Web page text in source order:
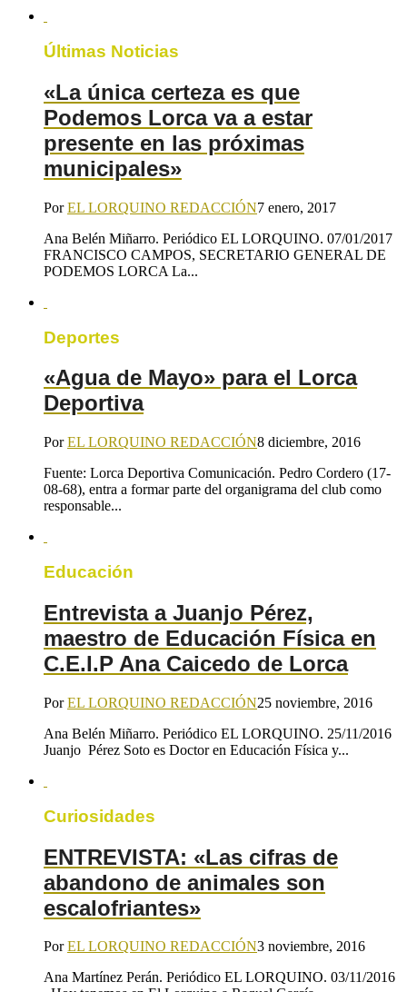
Últimas Noticias
«La única certeza es que
Podemos Lorca va a estar
presente en las próximas
municipales»
PorEL LORQUINO REDACCIÓN7 enero, 2017
Ana Belén Miñarro. Periódico EL LORQUINO. 07/01/2017
FRANCISCO CAMPOS, SECRETARIO GENERAL DE
PODEMOS LORCA La...
Deportes
«Agua de Mayo» para el Lorca
Deportiva
PorEL LORQUINO REDACCIÓN8 diciembre, 2016
Fuente: Lorca Deportiva Comunicación. Pedro Cordero (17-
08-68), entra a formar parte del organigrama del club como
responsable...
Educación
Entrevista a Juanjo Pérez,
maestro de Educación Física en
C.E.I.P Ana Caicedo de Lorca
PorEL LORQUINO REDACCIÓN25 noviembre, 2016
Ana Belén Miñarro. Periódico EL LORQUINO. 25/11/2016
Juanjo Pérez Soto es Doctor en Educación Física y...
Curiosidades
ENTREVISTA: «Las cifras de
abandono de animales son
escalofriantes»
PorEL LORQUINO REDACCIÓN3 noviembre, 2016
Ana Martínez Perán. Periódico EL LORQUINO. 03/11/2016